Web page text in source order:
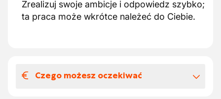
Zrealizuj swoje ambicje i odpowiedz szybko;
ta praca może wkrótce należeć do Ciebie.
Czego możesz oczekiwać